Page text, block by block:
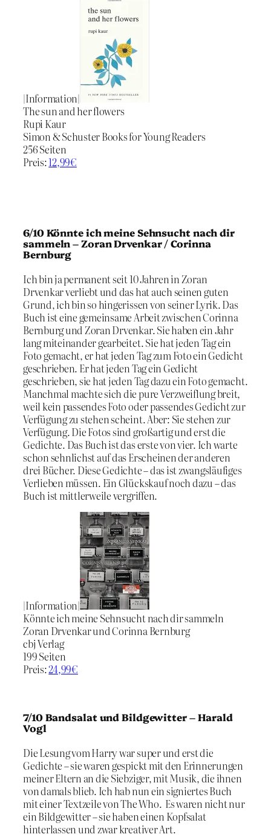
|Information|
The sun and her flowers
Rupi Kaur
Simon & Schuster Books for Young Readers
256 Seiten
Preis:12,99€
6/10 Könnte ich meine Sehnsucht nach dir
sammeln – Zoran Drvenkar / Corinna
Bernburg
Ich bin ja permanent seit 10 Jahren in Zoran
Drvenkar verliebt und das hat auch seinen guten
Grund, ich bin so hingerissen von seiner Lyrik. Das
Buch ist eine gemeinsame Arbeit zwischen Corinna
Bernburg und Zoran Drvenkar. Sie haben ein Jahr
lang miteinander gearbeitet. Sie hat jeden Tag ein
Foto gemacht, er hat jeden Tag zum Foto ein Gedicht
geschrieben. Er hat jeden Tag ein Gedicht
geschrieben, sie hat jeden Tag dazu ein Foto gemacht.
Manchmal machte sich die pure Verzweiflung breit,
weil kein passendes Foto oder passendes Gedicht zur
Verfügung zu stehen scheint. Aber: Sie stehen zur
Verfügung. Die Fotos sind großartig und erst die
Gedichte. Das Buch ist das erste von vier. Ich warte
schon sehnlichst auf das Erscheinen der anderen
drei Bücher. Diese Gedichte – das ist zwangsläufiges
Verlieben müssen. Ein Glückskauf noch dazu – das
Buch ist mittlerweile vergriffen.
|Information|
Könnte ich meine Sehnsucht nach dir sammeln
Zoran Drvenkar und Corinna Bernburg
cbj Verlag
199 Seiten
Preis:24,99€
7/10 Bandsalat und Bildgewitter – Harald
Vogl
Die Lesung vom Harry war super und erst die
Gedichte – sie waren gespickt mit den Erinnerungen
meiner Eltern an die Siebziger, mit Musik, die ihnen
von damals blieb. Ich hab nun ein signiertes Buch
mit einer Textzeile von The Who. Es waren nicht nur
ein Bildgewitter – sie haben einen Kopfsalat
hinterlassen und zwar kreativer Art.